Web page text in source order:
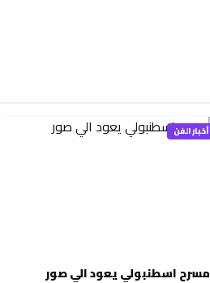
أخبار الفن
مسرح اسطنبولي يعود الي صور